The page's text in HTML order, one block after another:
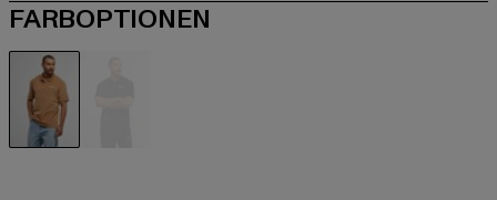
FARBOPTIONEN